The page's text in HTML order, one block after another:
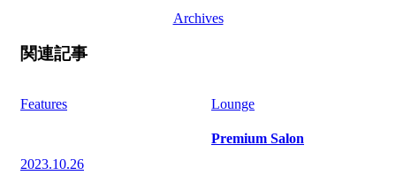
Archives
関連記事
Features
2023.10.26
Lounge
Premium Salon